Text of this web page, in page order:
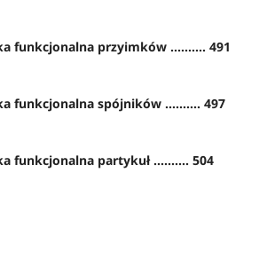
funkcjonalna przyimków .......... 491
funkcjonalna spójników .......... 497
funkcjonalna partykuł .......... 504